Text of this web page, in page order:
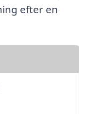
efter en